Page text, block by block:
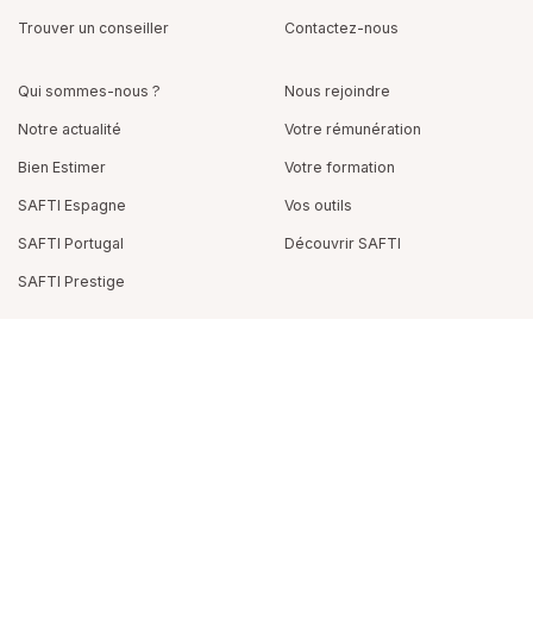
Trouver un conseiller Contactez-nous
Qui sommes-nous ?
Notre actualité
Bien Estimer
SAFTI Espagne
SAFTI Portugal
SAFTI Prestige
Nous rejoindre
Votre rémunération
Votre formation
Vos outils
Découvrir SAFTI